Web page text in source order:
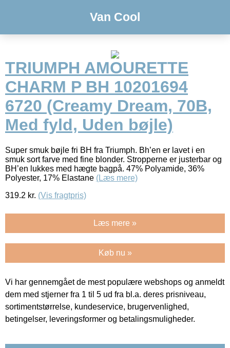
Van Cool
TRIUMPH AMOURETTE
CHARM P BH 10201694
6720 (Creamy Dream, 70B,
Med fyld, Uden bøjle)
Super smuk bøjle fri BH fra Triumph. Bh’en er lavet i en
smuk sort farve med fine blonder. Stropperne er justerbar og
BH’en lukkes med hægte bagpå. 47% Polyamide, 36%
Polyester, 17% Elastane (Læs mere)
319.2 kr. (Vis fragtpris)
Læs mere »
Køb nu »
Vi har gennemgået de mest populære webshops og anmeldt
dem med stjerner fra 1 til 5 ud fra bl.a. deres prisniveau,
sortimentstørrelse, kundeservice, brugervenlighed,
betingelser, leveringsformer og betalingsmuligheder.